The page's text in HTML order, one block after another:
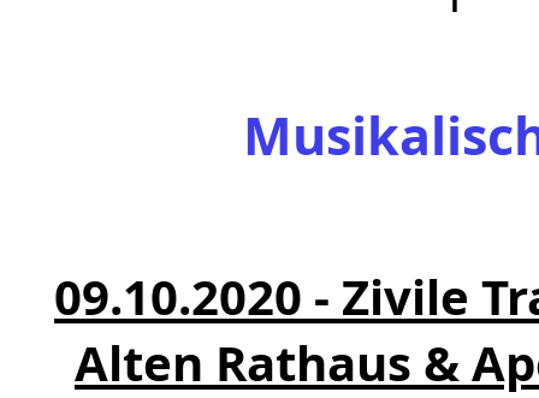
09.10.2020 - Zivile
Alten Rathaus &